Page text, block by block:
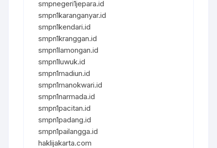
smpnegeri1jepara.id
smpn1karanganyar.id
smpn1kendari.id
smpn1kranggan.id
smpn1lamongan.id
smpn1luwuk.id
smpn1madiun.id
smpn1manokwari.id
smpn1narmada.id
smpn1pacitan.id
smpn1padang.id
smpn1pailangga.id
haklijakarta.com